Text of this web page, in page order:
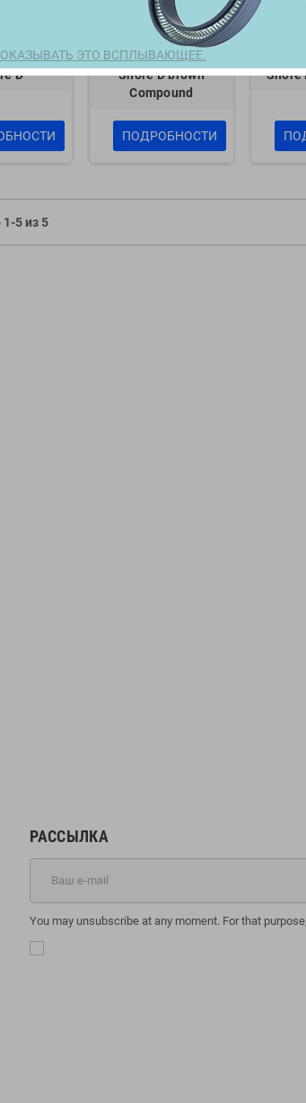
ENERGIZED ROD SEAL
white 55
D
PTFE bronze 40% 60
Shore D brown
Compound
ПОДРОБНОСТИ
Shore
5 из 5
РАССЫЛКА
You may unsubscribe at any moment. For that
ЭТО ВСПЛЫВАЮЩЕЕ.